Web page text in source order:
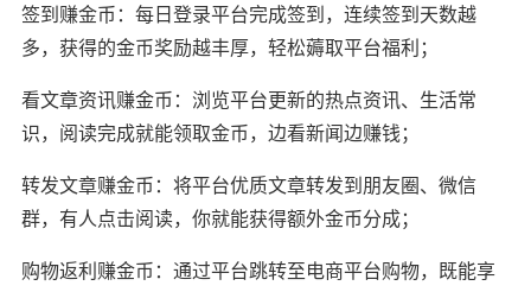
签到赚金币：每日登录平台完成签到，连续签到天数越
多，获得的金币奖励越丰厚，轻松薅取平台福利；
看文章资讯赚金币：浏览平台更新的热点资讯、生活常
识，阅读完成就能领取金币，边看新闻边赚钱；
转发文章赚金币：将平台优质文章转发到朋友圈、微信
群，有人点击阅读，你就能获得额外金币分成；
购物返利赚金币：通过平台跳转至电商平台购物，既能享